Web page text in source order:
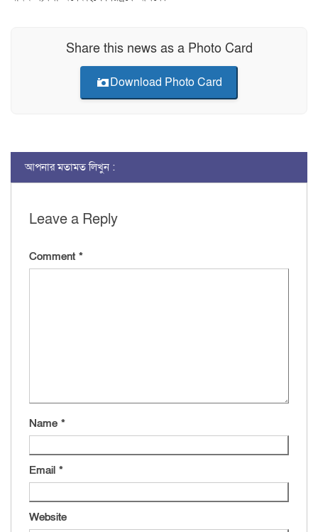
Share this news as a Photo Card
Download Photo Card
আপনার মতামত লিখুন :
Leave a Reply
Comment *
Name *
Email *
Website